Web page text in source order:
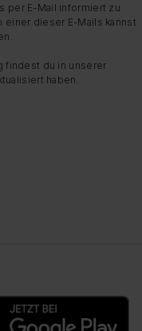
per E-Mail informiert zu
dieser E-Mails kannst
findest du in unserer
haben.